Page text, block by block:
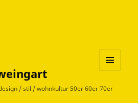
/ stil / wohnkultur 50er 60er 70erWIDGETS